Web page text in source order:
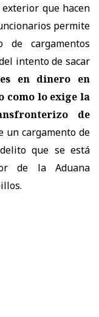
que hacen
permite
cargamentos
intento de sacar
en dinero en
como lo exige la
de
un cargamento de
que se está
de la Aduana